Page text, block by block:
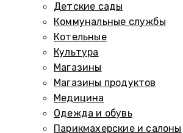
Детские сады
Коммунальные службы
Котельные
Культура
Магазины
Магазины продуктов
Медицина
Одежда и обувь
Парикмахерские и салоны